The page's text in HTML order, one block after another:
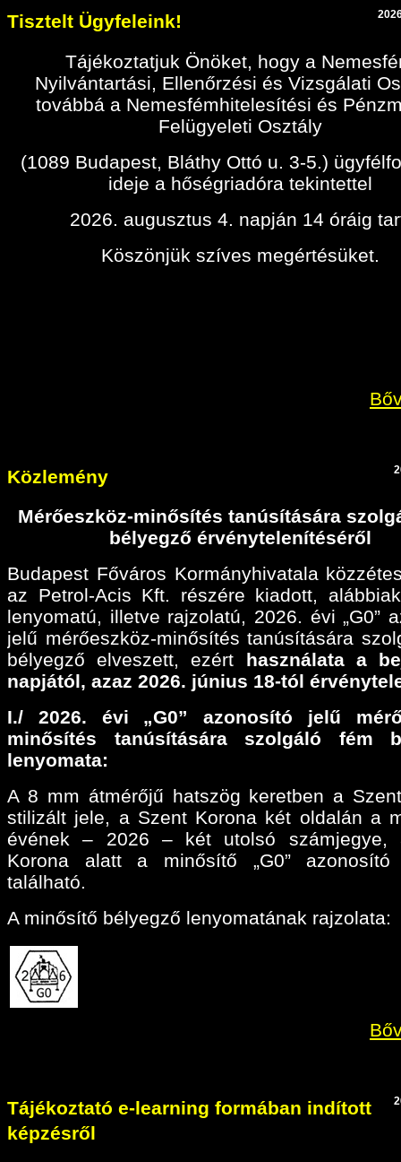
Tisztelt Ügyfeleink!
Tájékoztatjuk Önöket, hogy a
Nyilvántartási, Ellenőrzési és Vizsgálati
továbbá a Nemesfémhitelesítési és
Felügyeleti Osztály
(1089 Budapest, Bláthy Ottó u. 3-5.)
ideje a hőségriadóra tekintettel
2026. augusztus 4. napján 14 óráig
Köszönjük szíves megértésüket.
Közlemény
Mérőeszköz-minősítés tanúsítására
bélyegző érvénytelenítéséről
Budapest Főváros Kormányhivatala
az Petrol-Acis Kft. részére kiadott,
lenyomatú, illetve rajzolatú, 2026. évi „G0”
jelű mérőeszköz-minősítés tanúsítására
bélyegző elveszett, ezért használata a
napjától, azaz 2026. június 18-tól
I./ 2026. évi „G0” azonosító jelű
minősítés tanúsítására szolgáló fém
lenyomata:
A 8 mm átmérőjű hatszög keretben a
stilizált jele, a Szent Korona két oldalán a
évének – 2026 – két utolsó számjegye,
Korona alatt a minősítő „G0” azonosító
található.
A minősítő bélyegző lenyomatának rajzolata:
Tájékoztató e-learning formában indított
képzésről